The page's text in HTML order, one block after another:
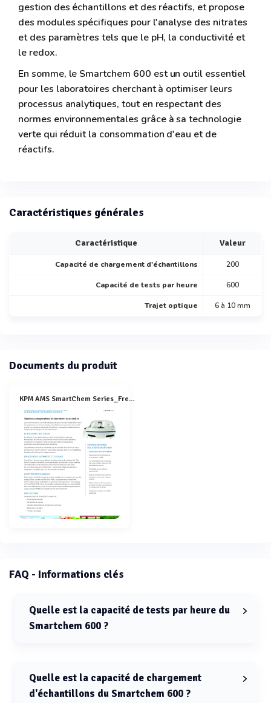
gestion des échantillons et des réactifs, et propose
des modules spécifiques pour l'analyse des nitrates
et des paramètres tels que le pH, la conductivité et
le redox.
En somme, le Smartchem 600 est un outil essentiel
pour les laboratoires cherchant à optimiser leurs
processus analytiques, tout en respectant des
normes environnementales grâce à sa technologie
verte qui réduit la consommation d'eau et de
réactifs.
Caractéristiques générales
Caractéristique Valeur
Capacité de chargement d'échantillons 200
Capacité de tests par heure 600
Trajet optique 6 à 10 mm
Documents du produit
KPM AMS SmartChem Series_French
FAQ - Informations clés
Quelle est la capacité de tests par heure du
Smartchem 600 ?
Quelle est la capacité de chargement
d'échantillons du Smartchem 600 ?